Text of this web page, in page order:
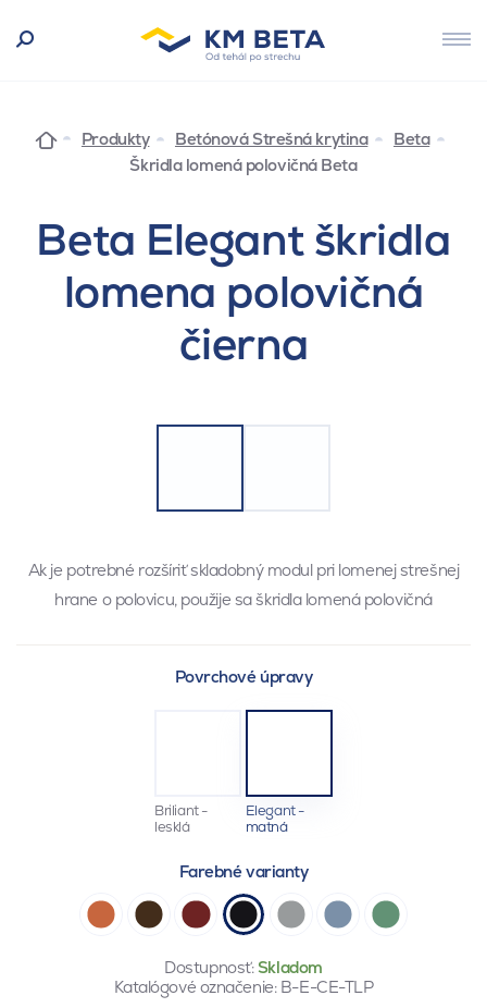
Produkty Betónová Strešná krytina
Beta
Škridla lomená polovičná Beta
Beta Elegant škridla
lomena polovičná
čierna
Ak je potrebné rozšíriť skladobný modul pri lomenej strešnej
hrane o polovicu, použije sa škridla lomená polovičná
Povrchové úpravy
Briliant -
lesklá
Elegant -
matná
Farebné varianty
Dostupnosť:Skladom
Katalógové označenie: B-E-CE-TLP